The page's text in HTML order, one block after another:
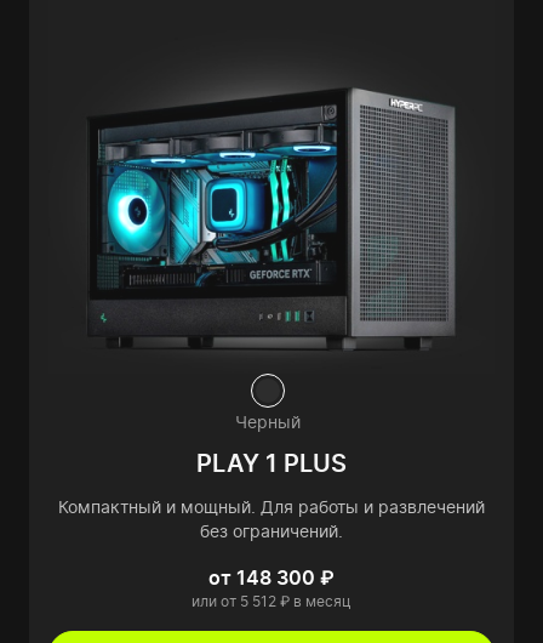
Черный
PLAY 1 PLUS
Компактный и мощный. Для работы и развлечений
без ограничений.
от 148 300 ₽
или от 5 512 ₽ в месяц